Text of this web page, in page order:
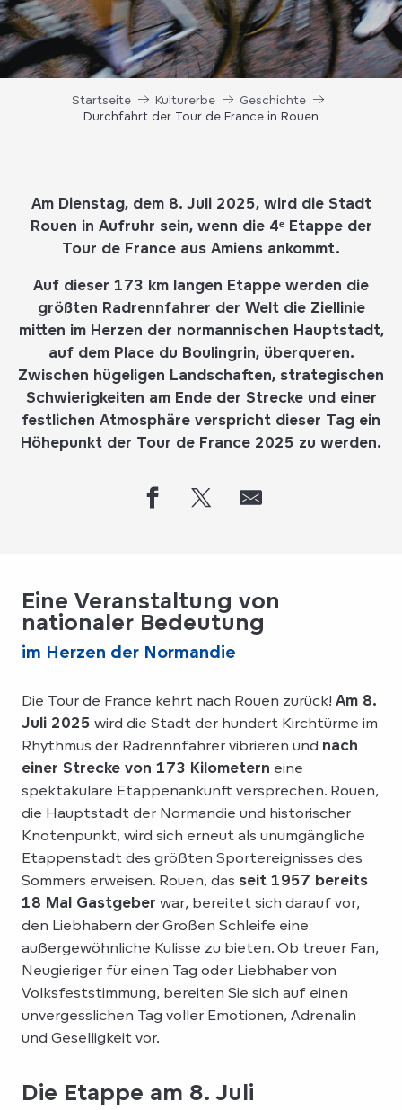
Startseite Kulturerbe
Geschichte
Durchfahrt der Tour de France in Rouen
Am Dienstag, dem 8. Juli 2025, wird die Stadt
Rouen in Aufruhr sein, wenn die 4ᵉ Etappe der
Tour de France aus Amiens ankommt.
Auf dieser 173 km langen Etappe werden die
größten Radrennfahrer der Welt die Ziellinie
mitten im Herzen der normannischen Hauptstadt,
auf dem Place du Boulingrin, überqueren.
Zwischen hügeligen Landschaften, strategischen
Schwierigkeiten am Ende der Strecke und einer
festlichen Atmosphäre verspricht dieser Tag ein
Höhepunkt der Tour de France 2025 zu werden.
Eine Veranstaltung von
nationaler Bedeutung
im Herzen der Normandie
Die Tour de France kehrt nach Rouen zurück! Am 8.
Juli 2025 wird die Stadt der hundert Kirchtürme im
Rhythmus der Radrennfahrer vibrieren und nach
einer Strecke von 173 Kilometern eine
spektakuläre Etappenankunft versprechen. Rouen,
die Hauptstadt der Normandie und historischer
Knotenpunkt, wird sich erneut als unumgängliche
Etappenstadt des größten Sportereignisses des
Sommers erweisen. Rouen, das seit 1957 bereits
18 Mal Gastgeber war, bereitet sich darauf vor,
den Liebhabern der Großen Schleife eine
außergewöhnliche Kulisse zu bieten. Ob treuer Fan,
Neugieriger für einen Tag oder Liebhaber von
Volksfeststimmung, bereiten Sie sich auf einen
unvergesslichen Tag voller Emotionen, Adrenalin
und Geselligkeit vor.
Die Etappe am 8. Juli